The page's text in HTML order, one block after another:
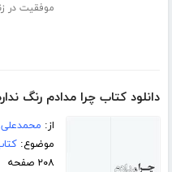
موفقیت در
دانلود کتاب چرا مدادم رنگ نداره؟ ۳۰۰ نکته
از:
موضوع:
۲۰۸ صفحه